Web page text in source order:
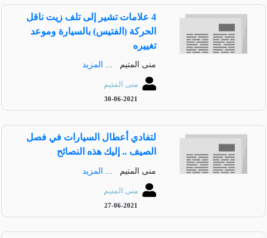
4 علامات تشير إلى تلف زيت ناقل
الحركة (الفتيس) بالسيارة وموعد
تغييره
منى المتيم ... المزيد
منى المتيم
30-06-2021
لتفادي أعطال السيارات في فصل
الصيف .. إليك هذه النصائح
منى المتيم ... المزيد
منى المتيم
27-06-2021